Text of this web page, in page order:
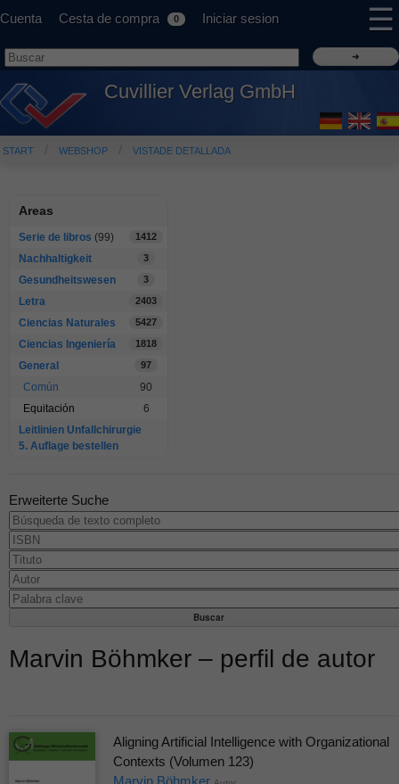
Cuenta Cesta de compra 0 Iniciar sesion ☰
Cuvillier Verlag GmbH
START WEBSHOP VISTADE DETALLADA
Areas
Serie de libros (99) 1412
Nachhaltigkeit 3
Gesundheitswesen 3
Letra 2403
Ciencias Naturales 5427
Ciencias Ingeniería 1818
General 97
Común
90
Equitación
6
Leitlinien Unfallchirurgie
5. Auflage bestellen
Erweiterte Suche
Marvin Böhmker – perfil de autor
Aligning Artificial Intelligence with Organizational
Contexts (Volumen 123)